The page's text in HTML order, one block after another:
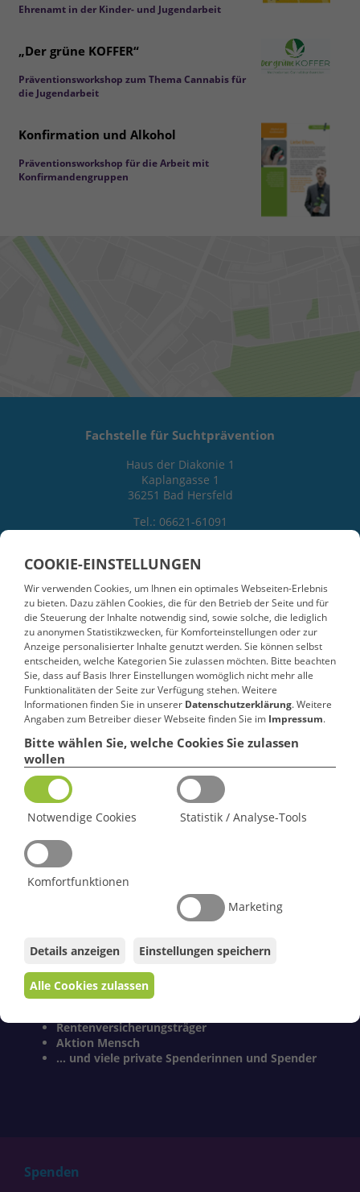
Ehrenamt in der Kinder- und Jugendarbeit
„Der grüne KOFFER“
Präventionsworkshop zum Thema Cannabis für
die Jugendarbeit
Konfirmation und Alkohol
Präventionsworkshop für die Arbeit mit
Konfirmandengruppen
Fachstelle für Suchtprävention
Haus der Diakonie 1
Kaplangasse 1
36251 Bad Hersfeld
Tel.: 06621-61091
Der Träger
Das Diakonische Werk Hersfeld-Rotenburg ist als
öffentlichen Rechts. Es wurde 1980 von dem ehemaligen
Kirchenkreisen Hersfeld und Rotenburg gegründet und ist
Träger der auf der Homepage aufgeführten Angebote.
Geschäftsführer
ist Tobias Hoffmann.
Stv. Dekan Michael Zehender.
Zur Finanzierung dieser Angebote tragen
Evangelische Kirche von Kurhessen-Waldeck
Landkreis Hersfeld-Rotenburg
Stadt Bad Hersfeld
Europäische Union
Rentenversicherungsträger
Aktion Mensch
... und viele private Spenderinnen und Spender
Spenden
COOKIE-EINSTELLUNGEN
Wir verwenden Cookies, um Ihnen ein optimales Webseiten-Erlebnis
zu bieten. Dazu zählen Cookies, die für den Betrieb der Seite und für
die Steuerung der Inhalte notwendig sind, sowie solche, die lediglich
zu anonymen Statistikzwecken, für Komforteinstellungen oder zur
Anzeige personalisierter Inhalte genutzt werden. Sie können selbst
entscheiden, welche Kategorien Sie zulassen möchten. Bitte beachten
Sie, dass auf Basis Ihrer Einstellungen womöglich nicht mehr alle
Funktionalitäten der Seite zur Verfügung stehen. Weitere
Informationen finden Sie in unserer Datenschutzerklärung. Weitere
Angaben zum Betreiber dieser Webseite finden Sie im Impressum.
Bitte wählen Sie, welche Cookies Sie zulassen
wollen
Notwendige Cookies Statistik / Analyse-Tools
Komfortfunktionen
Marketing
Details anzeigen Einstellungen speichern
Alle Cookies zulassen